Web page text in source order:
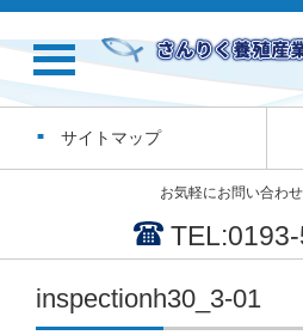
サイトマップ
お気軽にお問い合わせ
inspectionh30_3-01